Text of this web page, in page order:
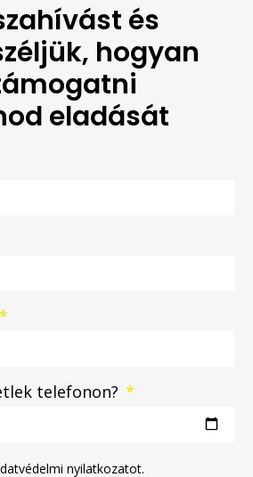
és
hogyan
eladását
telefonon?
nyilatkozatot.